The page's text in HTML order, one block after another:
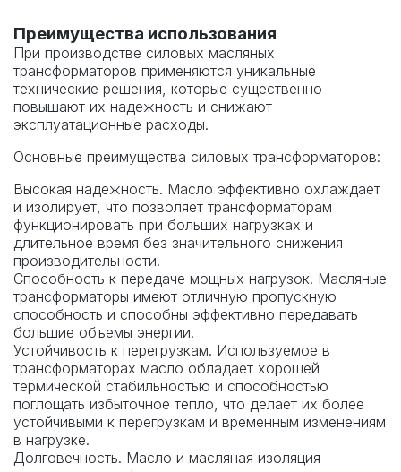
Преимущества использования
При производстве силовых масляных
трансформаторов применяются уникальные
технические решения, которые существенно
повышают их надежность и снижают
эксплуатационные расходы.
Основные преимущества силовых трансформаторов:
Высокая надежность. Масло эффективно охлаждает
и изолирует, что позволяет трансформаторам
функционировать при больших нагрузках и
длительное время без значительного снижения
производительности.
Способность к передаче мощных нагрузок. Масляные
трансформаторы имеют отличную пропускную
способность и способны эффективно передавать
большие объемы энергии.
Устойчивость к перегрузкам. Используемое в
трансформаторах масло обладает хорошей
термической стабильностью и способностью
поглощать избыточное тепло, что делает их более
устойчивыми к перегрузкам и временным изменениям
в нагрузке.
Долговечность. Масло и масляная изоляция